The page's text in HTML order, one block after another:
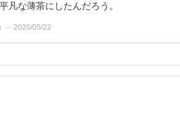
凡な薄茶にしたんだろう。
2020/05/22